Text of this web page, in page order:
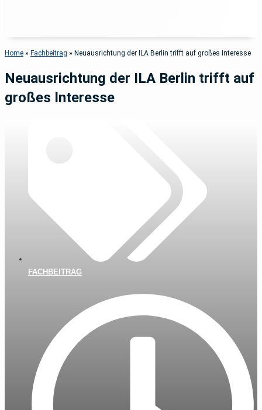
Home » Fachbeitrag » Neuausrichtung der ILA Berlin trifft auf großes Interesse
Neuausrichtung der ILA Berlin trifft auf
großes Interesse
FACHBEITRAG